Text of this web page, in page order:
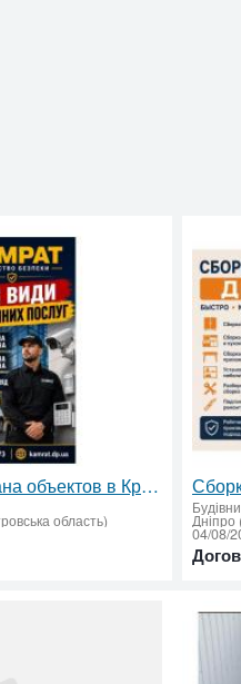
Физическая охрана объектов в Кривом Роге — надежная защита бизнеса и имущества
область) Дніпро
04/08/